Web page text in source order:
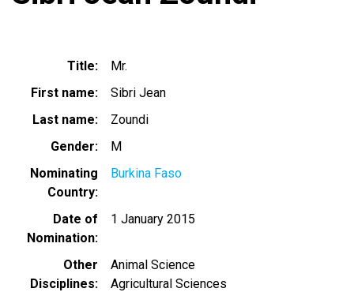
Title
Mr.
First name
Sibri Jean
Last name
Zoundi
Gender
M
Nominating
Country
Burkina Faso
Date of
Nomination
1 January 2015
Other
Disciplines
Animal Science
Agricultural Sciences